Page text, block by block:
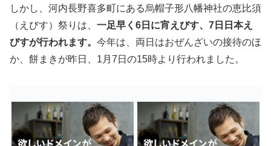
しかし、河内長野喜多町にある烏帽子形八幡神社の恵比須
（えびす）祭りは、 一足早く6日に宵えびす、7日日本え
びすが行われます。 今年は、両日はおぜんざいの接待のほ
か、餅まきが昨日、1月7日の15時より行われました。